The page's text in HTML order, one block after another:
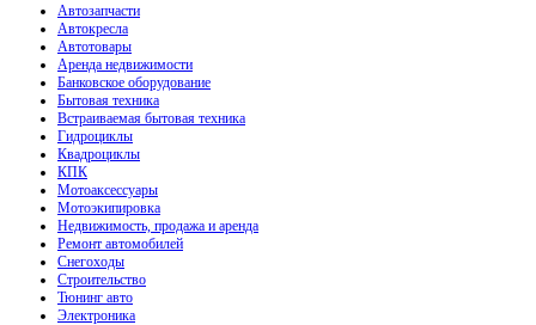
Автозапчасти
Автокресла
Автотовары
Аренда недвижимости
Банковское оборудование
Бытовая техника
Встраиваемая бытовая техника
Гидроциклы
Квадроциклы
КПК
Мотоаксессуары
Мотоэкипировка
Недвижимость, продажа и аренда
Ремонт автомобилей
Снегоходы
Строительство
Тюнинг авто
Электроника